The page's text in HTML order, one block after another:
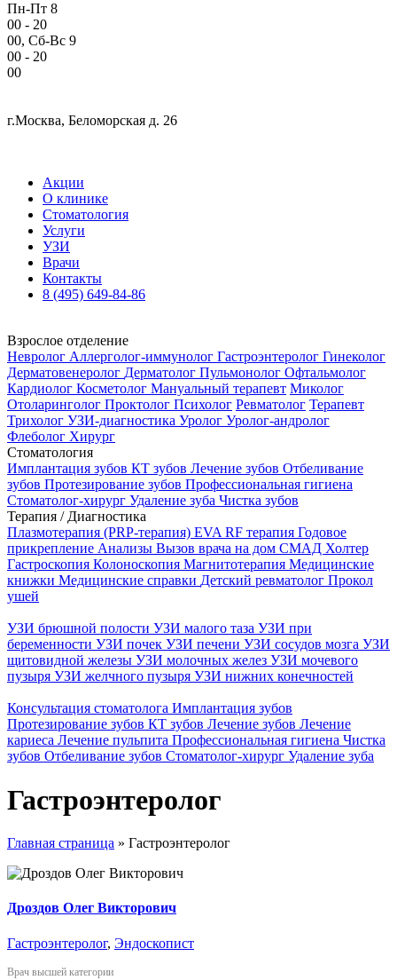
Пн-Пт 8
00 - 20
00, Сб-Вс 9
00 - 20
00
г.Москва, Беломорская д. 26
Акции
О клинике
Стоматология
Услуги
УЗИ
Врачи
Контакты
8 (495) 649-84-86
Взрослое отделение
Невролог Аллерголог-иммунолог Гастроэнтеролог Гинеколог
Дерматовенеролог Дерматолог Пульмонолог Офтальмолог
Кардиолог Косметолог Мануальный терапевт Миколог
Отоларинголог Проктолог Психолог Ревматолог Терапевт
Трихолог УЗИ-диагностика Уролог Уролог-андролог
Флеболог Хирург
Стоматология
Имплантация зубов КТ зубов Лечение зубов Отбеливание
зубов Протезирование зубов Профессиональная гигиена
Стоматолог-хирург Удаление зуба Чистка зубов
Терапия / Диагностика
Плазмотерапия (PRP-терапия) EVA RF терапия Годовое
прикрепление Анализы Вызов врача на дом СМАД Холтер
Гастроскопия Колоноскопия Магнитотерапия Медицинские
книжки Медицинские справки Детский ревматолог Прокол
ушей
УЗИ брюшной полости УЗИ малого таза УЗИ при
беременности УЗИ почек УЗИ печени УЗИ сосудов мозга УЗИ
щитовидной железы УЗИ молочных желез УЗИ мочевого
пузыря УЗИ желчного пузыря УЗИ нижних конечностей
Консультация стоматолога Имплантация зубов
Протезирование зубов КТ зубов Лечение зубов Лечение
кариеса Лечение пульпита Профессиональная гигиена Чистка
зубов Отбеливание зубов Стоматолог-хирург Удаление зуба
Гастроэнтеролог
Главная страница » Гастроэнтеролог
Дроздов Олег Викторович
Гастроэнтеролог, Эндоскопист
Врач высшей категории